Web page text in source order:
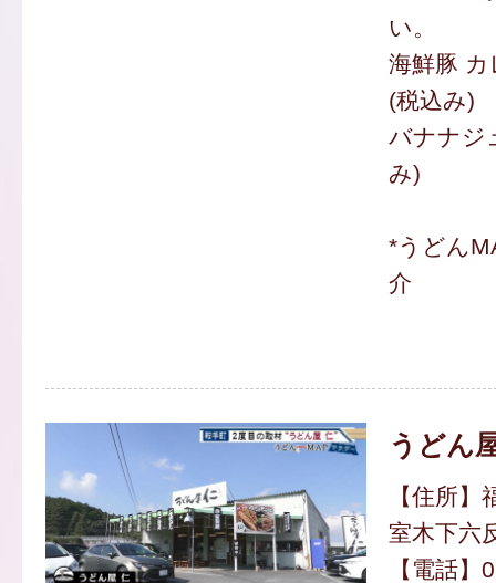
い。
海鮮豚
(税込み)
バナナジ
み)
*うどん
介
うどん
【住所
室木下六
【電話